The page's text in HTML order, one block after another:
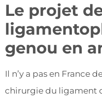
Le projet
genou en
Il n’y a pas en France
chirurgie du ligament